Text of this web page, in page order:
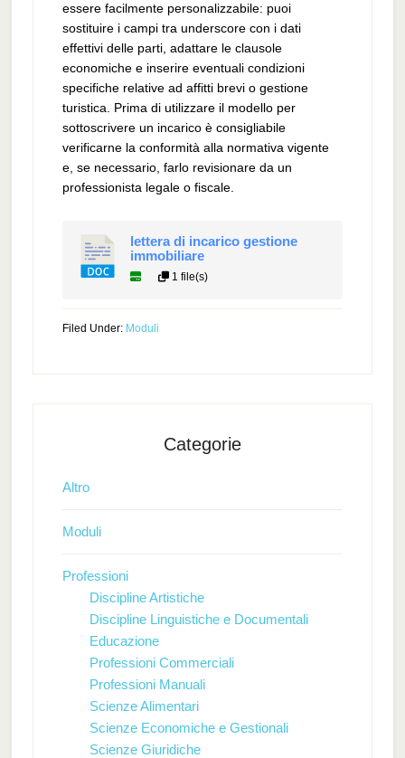
essere facilmente personalizzabile: puoi
sostituire i campi tra underscore con i dati
effettivi delle parti, adattare le clausole
economiche e inserire eventuali condizioni
specifiche relative ad affitti brevi o gestione
turistica. Prima di utilizzare il modello per
sottoscrivere un incarico è consigliabile
verificarne la conformità alla normativa vigente
e, se necessario, farlo revisionare da un
professionista legale o fiscale.
lettera di incarico gestione
immobiliare​
1 file(s)
Filed Under: Moduli
Categorie
Altro
Moduli
Professioni
Discipline Artistiche
Discipline Linguistiche e Documentali
Educazione
Professioni Commerciali
Professioni Manuali
Scienze Alimentari
Scienze Economiche e Gestionali
Scienze Giuridiche